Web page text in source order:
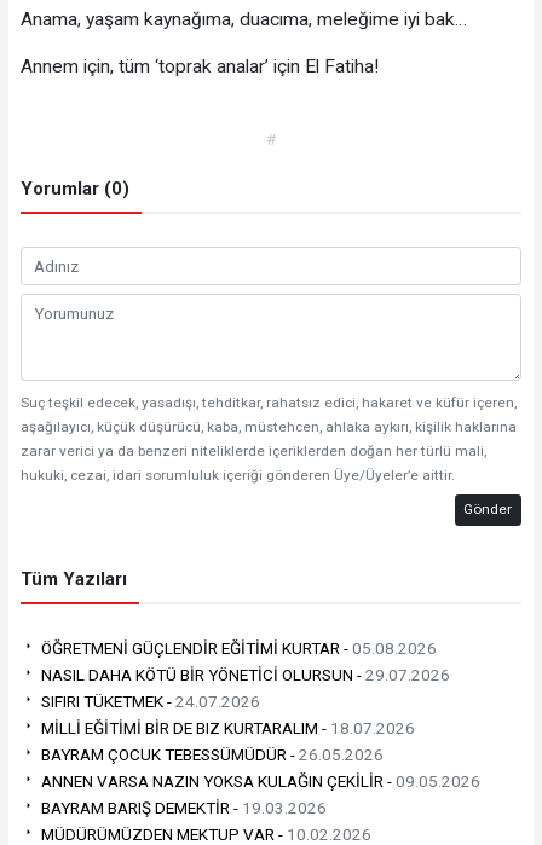
Anama, yaşam kaynağıma, duacıma, meleğime iyi bak…
Annem için, tüm ‘toprak analar’ için El Fatiha!
#
Yorumlar (0)
Suç teşkil edecek, yasadışı, tehditkar, rahatsız edici, hakaret ve küfür içeren,
aşağılayıcı, küçük düşürücü, kaba, müstehcen, ahlaka aykırı, kişilik haklarına
zarar verici ya da benzeri niteliklerde içeriklerden doğan her türlü mali,
hukuki, cezai, idari sorumluluk içeriği gönderen Üye/Üyeler’e aittir.
Gönder
Tüm Yazıları
ÖĞRETMENİ GÜÇLENDİR EĞİTİMİ KURTAR -05.08.2026
NASIL DAHA KÖTÜ BİR YÖNETİCİ OLURSUN -29.07.2026
SIFIRI TÜKETMEK -24.07.2026
MİLLİ EĞİTİMİ BİR DE BIZ KURTARALIM - 18.07.2026
BAYRAM ÇOCUK TEBESSÜMÜDÜR -26.05.2026
‎ANNEN VARSA NAZIN YOKSA KULAĞIN ÇEKİLİR -09.05.2026
BAYRAM BARIŞ DEMEKTİR - 19.03.2026
MÜDÜRÜMÜZDEN MEKTUP VAR - 10.02.2026